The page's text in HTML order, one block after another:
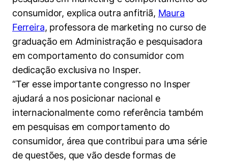
consumidor, explica outra anfitriã, Maura
Ferreira, professora de marketing no curso de
graduação em Administração e pesquisadora
em comportamento do consumidor com
dedicação exclusiva no Insper.
“Ter esse importante congresso no Insper
ajudará a nos posicionar nacional e
internacionalmente como referência também
em pesquisas em comportamento do
consumidor, área que contribui para uma série
de questões, que vão desde formas de